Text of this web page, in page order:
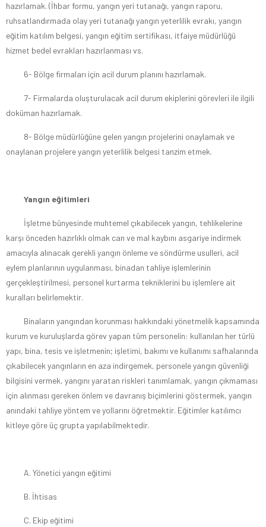
hazırlamak. (İhbar formu, yangın yeri tutanağı, yangın raporu,
ruhsatlandırmada olay yeri tutanağı yangın yeterlilik evrakı, yangın
eğitim katılım belgesi, yangın eğitim sertifikası, itfaiye müdürlüğü
hizmet bedel evrakları hazırlanması vs.
6- Bölge firmaları için acil durum planını hazırlamak.
7- Firmalarda oluşturulacak acil durum ekiplerini görevleri ile ilgili
doküman hazırlamak.
8- Bölge müdürlüğüne gelen yangın projelerini onaylamak ve
onaylanan projelere yangın yeterlilik belgesi tanzim etmek.
Yangın eğitimleri
İşletme bünyesinde muhtemel çıkabilecek yangın, tehlikelerine
karşı önceden hazırlıklı olmak can ve mal kaybını asgariye indirmek
amacıyla alınacak gerekli yangın önleme ve söndürme usulleri, acil
eylem planlarının uygulanması, binadan tahliye işlemlerinin
gerçekleştirilmesi, personel kurtarma tekniklerini bu işlemlere ait
kuralları belirlemektir.
Binaların yangından korunması hakkındaki yönetmelik kapsamında
kurum ve kuruluşlarda görev yapan tüm personelin: kullanılan her türlü
yapı, bina, tesis ve işletmenin; işletimi, bakımı ve kullanımı safhalarında
çıkabilecek yangınların en aza indirgemek, personele yangın güvenliği
bilgisini vermek, yangını yaratan riskleri tanımlamak, yangın çıkmaması
için alınması gereken önlem ve davranış biçimlerini göstermek, yangın
anındaki tahliye yöntem ve yollarını öğretmektir. Eğitimler katılımcı
kitleye göre üç grupta yapılabilmektedir.
A. Yönetici yangın eğitimi
B. İhtisas
C. Ekip eğitimi